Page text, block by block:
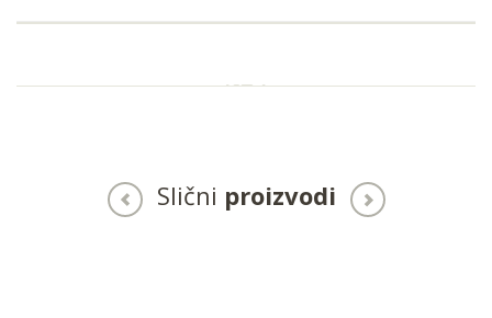
Slični proizvodi